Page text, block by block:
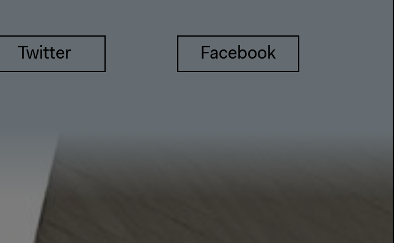
Twitter Facebook